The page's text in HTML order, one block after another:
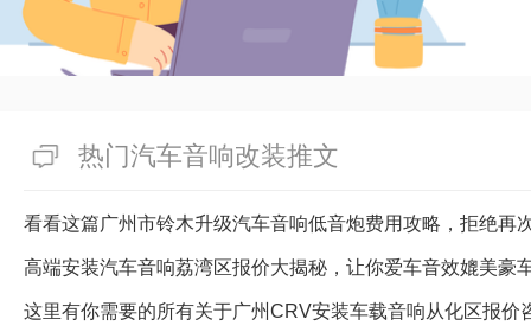
热门汽车音响改装推文
看看这篇广州市铃木升级汽车音响低音炮费用攻略，拒绝再
高端安装汽车音响荔湾区报价大揭秘，让你爱车音效媲美豪
这里有你需要的所有关于广州CRV安装车载音响从化区报价